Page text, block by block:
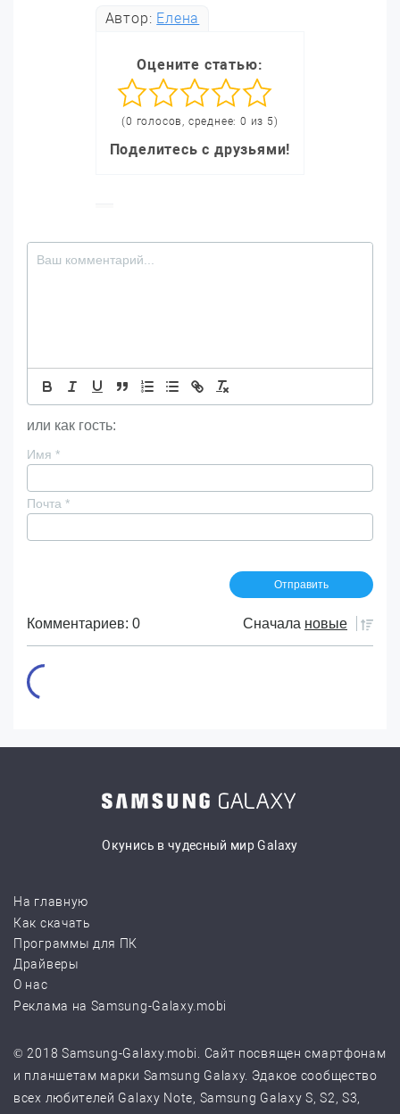
Автор: Елена
Оцените статью:
(0 голосов, среднее: 0 из 5)
Поделитесь с друзьями!
или как гость:
Имя *
Почта *
Комментариев: 0 Сначала новые
Окунись в чудесный мир Galaxy
На главную
Как скачать
Программы для ПК
Драйверы
О нас
Реклама на Samsung-Galaxy.mobi
© 2018 Samsung-Galaxy.mobi. Сайт посвящен смартфонам
и планшетам марки Samsung Galaxy. Эдакое сообщество
всех любителей Galaxy Note, Samsung Galaxy S, S2, S3,